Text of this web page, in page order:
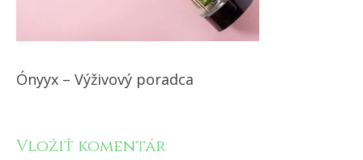
Ónyyx – Výživový poradca
Vložiť komentár